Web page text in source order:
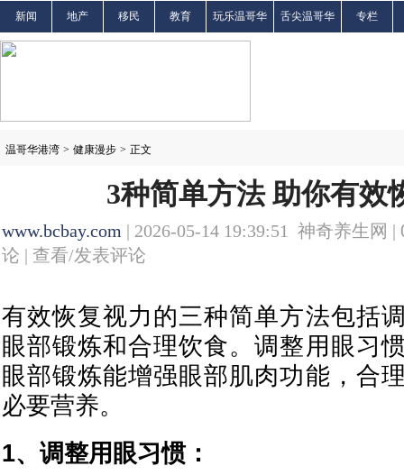
新闻 地产 移民 教育 玩乐温哥华 舌尖温哥华 专栏
温哥华港湾 > 健康漫步 > 正文
3种简单方法 助你有效
www.bcbay.com | 2026-05-14 19:39:51 神奇养生网 |
论 | 查看/发表评论
有效恢复视力的三种简单方法包括
眼部锻炼和合理饮食。调整用眼习
眼部锻炼能增强眼部肌肉功能，合
必要营养。
1、调整用眼习惯：